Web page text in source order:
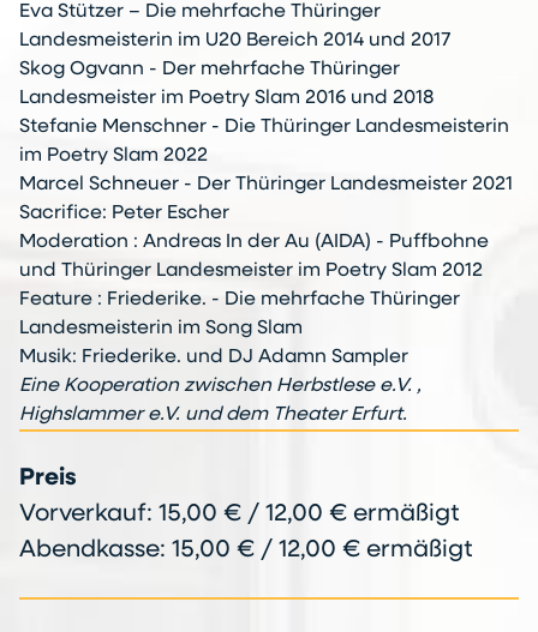
Eva Stützer – Die mehrfache Thüringer
Landesmeisterin im U20 Bereich 2014 und 2017
Skog Ogvann - Der mehrfache Thüringer
Landesmeister im Poetry Slam 2016 und 2018
Stefanie Menschner - Die Thüringer Landesmeisterin
im Poetry Slam 2022
Marcel Schneuer - Der Thüringer Landesmeister 2021
Sacrifice: Peter Escher
Moderation : Andreas In der Au (AIDA) - Puffbohne
und Thüringer Landesmeister im Poetry Slam 2012
Feature : Friederike. - Die mehrfache Thüringer
Landesmeisterin im Song Slam
Musik: Friederike. und DJ Adamn Sampler
Eine Kooperation zwischen Herbstlese e.V. ,
Highslammer e.V. und dem Theater Erfurt.
Preis
Vorverkauf: 15,00 € / 12,00 € ermäßigt
Abendkasse: 15,00 € / 12,00 € ermäßigt